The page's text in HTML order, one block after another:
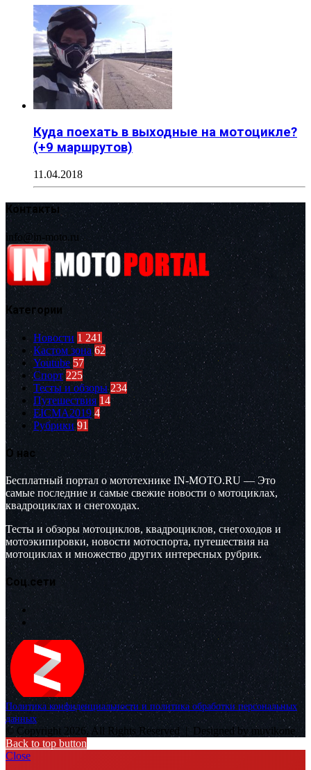
Куда поехать в выходные на мотоцикле?
(+9 маршрутов)
11.04.2018
Контакты
info@in-moto.ru
Категории
Новости 1 241
Кастом зона 62
Youtube 57
Спорт 225
Тесты и обзоры 234
Путешествия 14
EICMA2019 4
Рубрики 91
О нас
Бесплатный портал о мототехнике IN-MOTO.RU — Это
самые последние и самые свежие новости о мотоциклах,
квадроциклах и снегоходах.
Тесты и обзоры мотоциклов, квадроциклов, снегоходов и
мотоэкипировки, новости мотоспорта, путешествия на
мотоциклах и множество других интересных рубрик.
Соц.сети
Политика конфиденциальности и политика обработки персональных
данных
© Copyright 2026, All Rights Reserved |
Designed by muvikone
Back to top button
Close